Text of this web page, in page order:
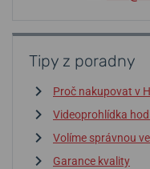
Tipy z poradny
Proč nakupovat v
Videoprohlídka
Volíme správnou
Garance kvality